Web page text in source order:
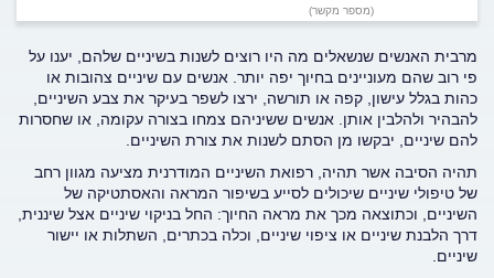
(מספר מקשר)
מרבית האנשים שנשאלים מה היו רוצים לשנות בשיניים שלהם, יענו על
פי רוב שהם מעוניינים בחיוך יפה יותר. אנשים עם שיניים צהובות או
כהות בגלל עישון, קפה או תורשה, ירצו לשפר בעיקר את צבע השיניים,
להבהיר ולהלבין אותן. אנשים ששיניהם צמחו בצורה עקומה, או שחסרות
להם שיניים, יבקשו מן הסתם לשנות את צורת השיניים.
תהיה הסיבה אשר תהיה, רפואת השיניים המודרנית מציעה מגוון רחב
של טיפולי שיניים שיכולים לסייע בשיפור המראה והאסתטיקה של
השיניים, וכתוצאה מכך את מראה החיוך: החל בניקוי שיניים אצל שיננית,
דרך הלבנת שיניים או ציפוי שיניים, וכלה בכתרים, השתלות או יישור
שיניים.